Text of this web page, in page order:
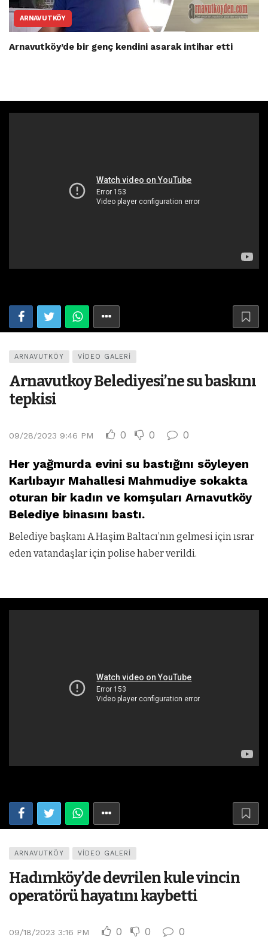
ARNAVUTKÖY
Arnavutköy’de bir genç kendini asarak intihar etti
ARNAVUTKÖY VIDEO GALERI
Arnavutkoy Belediyesi’ne su baskını
tepkisi
09/28/2023 9:46 PM 0 0 0
Her yağmurda evini su bastığını söyleyen
Karlıbayır Mahallesi Mahmudiye sokakta
oturan bir kadın ve komşuları Arnavutköy
Belediye binasını bastı.
Belediye başkanı A.Haşim Baltacı’nın gelmesi için ısrar
eden vatandaşlar için polise haber verildi.
ARNAVUTKÖY VIDEO GALERI
Hadımköy’de devrilen kule vincin
operatörü hayatını kaybetti
09/18/2023 3:16 PM 0 0 0